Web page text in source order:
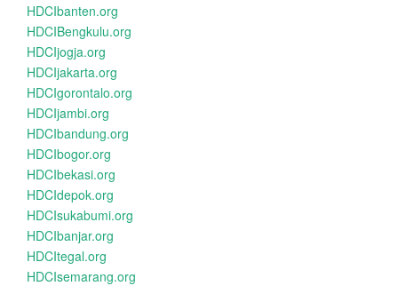
HDCIbanten.org
HDCIBengkulu.org
HDCIjogja.org
HDCIjakarta.org
HDCIgorontalo.org
HDCIjambi.org
HDCIbandung.org
HDCIbogor.org
HDCIbekasi.org
HDCIdepok.org
HDCIsukabumi.org
HDCIbanjar.org
HDCItegal.org
HDCIsemarang.org